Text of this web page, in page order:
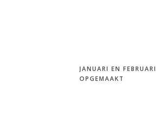
JANUARI EN FEBRUARI
OPGEMAAKT